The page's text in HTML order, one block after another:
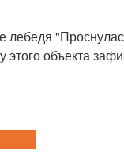
объекта